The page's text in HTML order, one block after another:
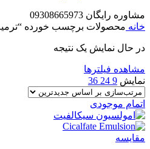
مشاوره رایگان 09308665973
خانه محصولات برچسب خورده “ترمیم
در حال نمایش یک نتیجه
مشاهده فیلترها
نمایش 9
24
36
اتمام موجودی
مقایسه